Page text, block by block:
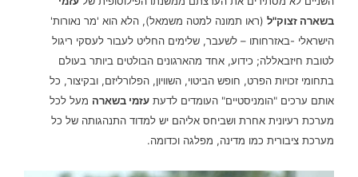
בשארה זצוק"ל (ראו תמונה למטה משמאל), הלא הוא 'מר נאורות'
הישראלי -באזרחותו – לשעבר, שלימים החליט לעבור לעסקי ריגול
לטובת חיזבאללה; כידוע, אחד מהארגונים הבולטים ביותר בעולם
בתחומי זכויות הפרט, חופש הביטוי, השוויון, הפלורליזם, ובקיצור, כל
אותם ערכים "הומניסטיים" העומדים לדעת עזמי בשארה מעל לכל
מערכת רעיונית אחרת ושביחס אליהם יש למדוד התנהגותה של כל
מערכת ציבורית כמו מדינה, מפלגה וכדומה.